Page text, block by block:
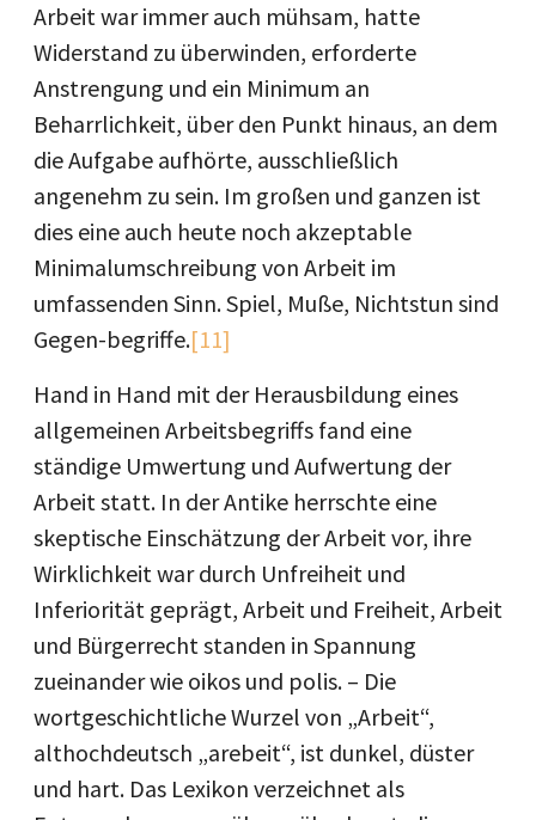
Arbeit war immer auch mühsam, hatte
Widerstand zu überwinden, erforderte
Anstrengung und ein Minimum an
Beharrlichkeit, über den Punkt hinaus, an dem
die Aufgabe aufhörte, ausschließlich
angenehm zu sein. Im großen und ganzen ist
dies eine auch heute noch akzeptable
Minimalumschreibung von Arbeit im
umfassenden Sinn. Spiel, Muße, Nichtstun sind
Gegen-begriffe.[11]
Hand in Hand mit der Herausbildung eines
allgemeinen Arbeitsbegriffs fand eine
ständige Umwertung und Aufwertung der
Arbeit statt. In der Antike herrschte eine
skeptische Einschätzung der Arbeit vor, ihre
Wirklichkeit war durch Unfreiheit und
Inferiorität geprägt, Arbeit und Freiheit, Arbeit
und Bürgerrecht standen in Spannung
zueinander wie oikos und polis. – Die
wortgeschichtliche Wurzel von „Arbeit“,
althochdeutsch „arebeit“, ist dunkel, düster
und hart. Das Lexikon verzeichnet als